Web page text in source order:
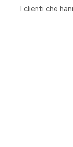
I clienti che